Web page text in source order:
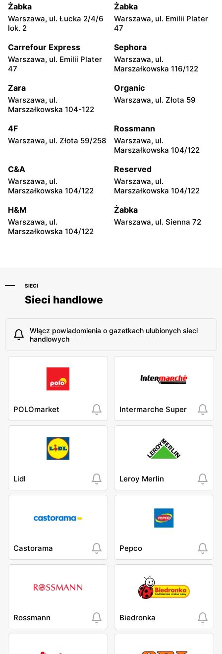
moje sklepy
Jadachy, ul. Jadachy 111
moje sklepy
Jeżowe, ul. Zalesie 77
Kazimierza Wielka, ul.
Kolejowa 15
Kamień, ul. Błonie 23
Górki, ul. Górki 71
Gumniska, ul. Gumniska
157C
Iwierzyce, ul. Iwierzyce
152A
Tczew, ul. Franciszka Żwirki
61
Hyżne, ul. Hyżne 100 Jarosław, ul. Pełkińska 147
moje sklepy moje sklepy
Żabka
Warszawa, ul. Łucka 2/4/6
lok. 2
Żabka
Warszawa, ul. Emilii Plater
47
Carrefour Express
Warszawa, ul. Emilii Plater
47
Sephora
Warszawa, ul.
Marszałkowska 116/122
Zara
Warszawa, ul.
Marszałkowska 104-122
Organic
Warszawa, ul. Złota 59
4F
Warszawa, ul. Złota 59/258
Rossmann
Warszawa, ul.
Marszałkowska 104/122
C&A
Warszawa, ul.
Marszałkowska 104/122
Reserved
Warszawa, ul.
Marszałkowska 104/122
H&M
Warszawa, ul.
Marszałkowska 104/122
Żabka
Warszawa, ul. Sienna 72
SIECI
Sieci handlowe
Włącz powiadomienia o gazetkach ulubionych sieci
handlowych
POLOmarket Intermarche Super
Lidl Leroy Merlin
Castorama Pepco
Rossmann Biedronka